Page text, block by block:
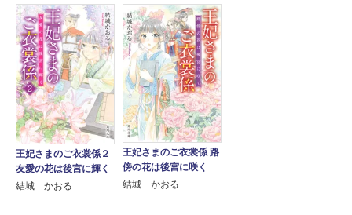
王妃さまのご衣裳係２
友愛の花は後宮に輝く
結城 かおる
王妃さまのご衣裳係 路
傍の花は後宮に咲く
結城 かおる